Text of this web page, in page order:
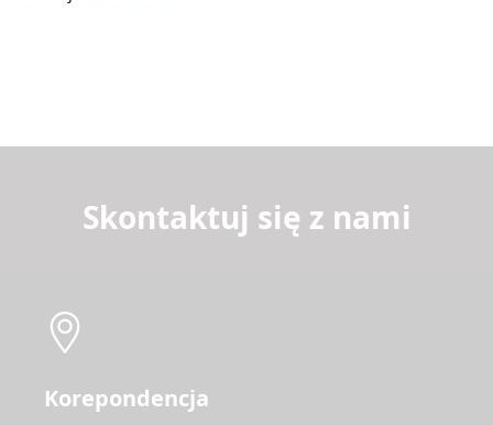
Skontaktuj się z nami
Korepondencja